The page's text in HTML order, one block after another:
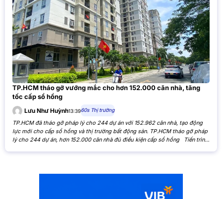
TP.HCM tháo gỡ vướng mắc cho hơn 152.000 căn nhà, tăng
tốc cấp sổ hồng
Lưu Như Huỳnh13:3960s Thị trường
TP.HCM đã tháo gỡ pháp lý cho 244 dự án với 152.962 căn nhà, tạo động
lực mới cho cấp sổ hồng và thị trường bất động sản. TP.HCM tháo gỡ pháp
lý cho 244 dự án, hơn 152.000 căn nhà đủ điều kiện cấp sổ hồng Tiến trình